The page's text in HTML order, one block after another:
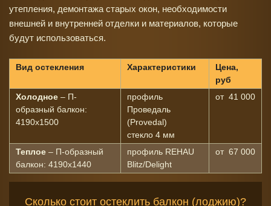
утепления, демонтажа старых окон, необходимости
внешней и внутренней отделки и материалов, которые
будут использоваться.
Вид остекления Характеристики
Цена,
руб
Холодное – П-
образный балкон:
4190х1500
профиль
Проведаль
(Provedal)
стекло 4 мм
от 41 000
Теплое – П-образный
балкон: 4190х1440
профиль REHAU
Blitz/Delight
от 67 000
Сколько стоит остеклить балкон (лоджию)?